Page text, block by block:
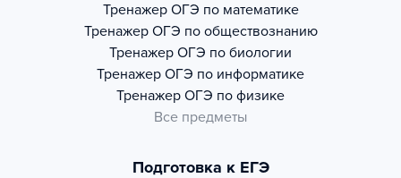
Тренажер ОГЭ по математике
Тренажер ОГЭ по обществознанию
Тренажер ОГЭ по биологии
Тренажер ОГЭ по информатике
Тренажер ОГЭ по физике
Все предметы
Подготовка к ЕГЭ